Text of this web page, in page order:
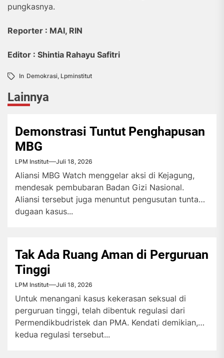
pungkasnya.
Reporter : MAI, RIN
Editor : Shintia Rahayu Safitri
In Demokrasi, Lpminstitut
Lainnya
Demonstrasi Tuntut Penghapusan
MBG
LPM Institut Juli 18, 2026
Aliansi MBG Watch menggelar aksi di Kejagung,
mendesak pembubaran Badan Gizi Nasional.
Aliansi tersebut juga menuntut pengusutan tuntas
dugaan kasus...
Tak Ada Ruang Aman di Perguruan
Tinggi
LPM Institut Juli 18, 2026
Untuk menangani kasus kekerasan seksual di
perguruan tinggi, telah dibentuk regulasi dari
Permendikbudristek dan PMA. Kendati demikian,
kedua regulasi tersebut...